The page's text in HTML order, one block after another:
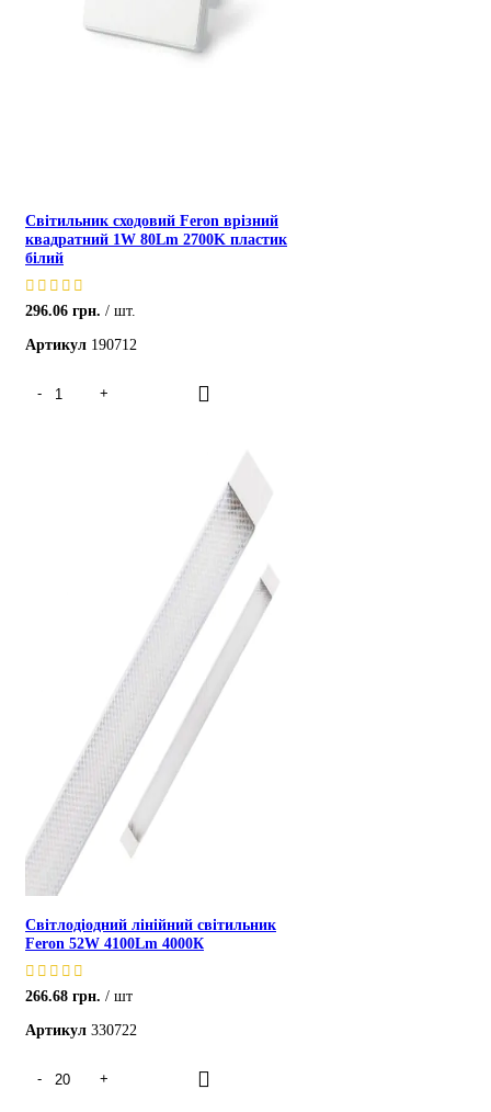
Світильник сходовий Feron врізний
квадратний 1W 80Lm 2700K пластик
білий
296.06 грн.
шт.
Артикул 190712
Світлодіодний лінійний світильник
Feron 52W 4100Lm 4000К
266.68 грн.
шт
Артикул 330722